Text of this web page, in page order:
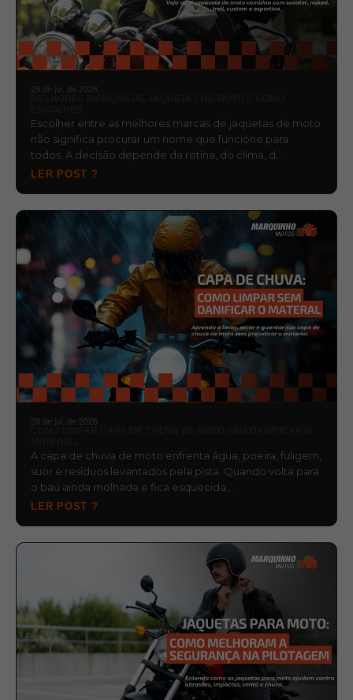
29 de jul. de 2026
Escolher entre as melhores marcas de jaquetas de moto
não significa procurar um nome que funcione para
todos. A decisão depende da rotina, do clima, d…
LER POST ?
29 de jul. de 2026
A capa de chuva de moto enfrenta água, poeira, fuligem,
suor e resíduos levantados pela pista. Quando volta para
o baú ainda molhada e fica esquecida,…
LER POST ?